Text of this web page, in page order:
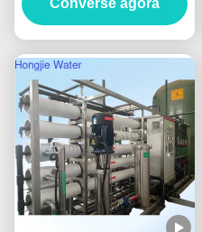
Industry